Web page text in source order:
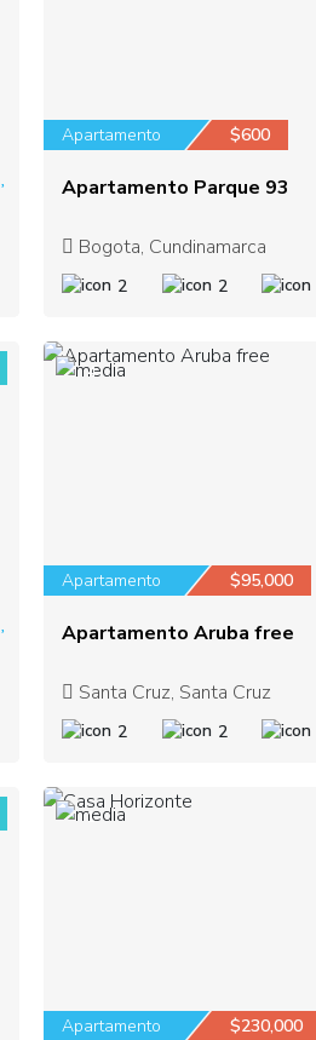
Apartamento $600
Apartamento Parque 93
Bogota, Cundinamarca
2 2
4
Apartamento $95,000
Apartamento Aruba free
Santa Cruz, Santa Cruz
2 2
1
Apartamento $230,000